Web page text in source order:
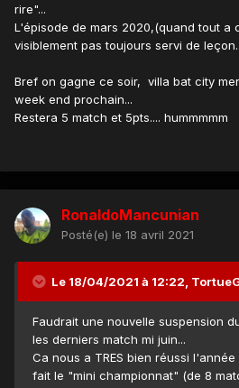
rire"...
L'épisode de mars 2020,(quand tout a
visiblement pas toujours servi de
Bref on gagne ce soir, villa bat city
week end prochain...
Restera 5 match et 5pts.... hummmmm
RonaldoMancunian
Posté(e) le 18 avril 2021
Le 18/04/2021 à 12:22,
Faudrait une nouvelle suspension
les derniers match mi juin...
Ca nous a TRES bien réussi
fait le "mini championnat" (de 8